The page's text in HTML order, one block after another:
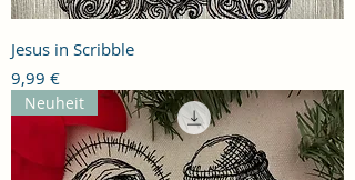
Jesus in Scribble
Preis
9,99 €
Neuheit